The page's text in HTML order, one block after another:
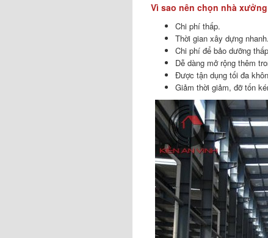
Vì sao nên chọn nhà
Chi phí thấp.
Thời gian xây dựng nhanh.
Chi phí để bảo dưỡng
Dễ dàng mở rộng thêm
Được tận dụng tối đa
Giảm thời giảm, đỡ tốn